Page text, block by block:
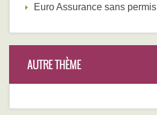
Euro Assurance sans permis
AUTRE THÈME